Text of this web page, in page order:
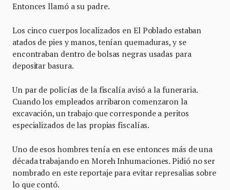
Entonces llamó a su padre.
Los cinco cuerpos localizados en El Poblado estaban
atados de pies y manos, tenían quemaduras, y se
encontraban dentro de bolsas negras usadas para
depositar basura.
Un par de policías de la fiscalía avisó a la funeraria.
Cuando los empleados arribaron comenzaron la
excavación, un trabajo que corresponde a peritos
especializados de las propias fiscalías.
Uno de esos hombres tenía en ese entonces más de una
década trabajando en Moreh Inhumaciones. Pidió no ser
nombrado en este reportaje para evitar represalias sobre
lo que contó.